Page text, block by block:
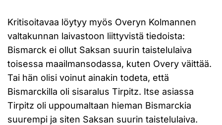
Kritisoitavaa löytyy myös Overyn Kolmannen
valtakunnan laivastoon liittyvistä tiedoista:
Bismarck ei ollut Saksan suurin taistelulaiva
toisessa maailmansodassa, kuten Overy väittää.
Tai hän olisi voinut ainakin todeta, että
Bismarckilla oli sisaralus Tirpitz. Itse asiassa
Tirpitz oli uppoumaltaan hieman Bismarckia
suurempi ja siten Saksan suurin taistelulaiva.